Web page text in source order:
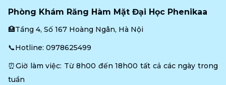
Phòng Khám Răng Hàm Mặt Đại Học Phenikaa
🏥Tầng 4, Số 167 Hoàng Ngân, Hà Nội
📞Hotline: 0978625499
⏰Giờ làm việc: Từ 8h00 đến 18h00 tất cả các ngày trong
tuần